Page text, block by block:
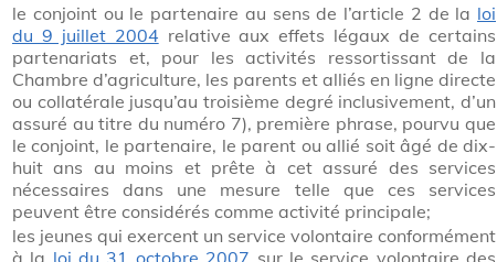
le conjoint ou le partenaire au sens de l’article 2 de la loi
du 9 juillet 2004 relative aux effets légaux de certains
partenariats et, pour les activités ressortissant de la
Chambre d’agriculture, les parents et alliés en ligne directe
ou collatérale jusqu’au troisième degré inclusivement, d’un
assuré au titre du numéro 7), première phrase, pourvu que
le conjoint, le partenaire, le parent ou allié soit âgé de dix-
huit ans au moins et prête à cet assuré des services
nécessaires dans une mesure telle que ces services
peuvent être considérés comme activité principale;
les jeunes qui exercent un service volontaire conformément
à la loi du 31 octobre 2007 sur le service volontaire des